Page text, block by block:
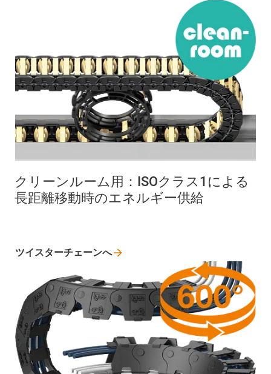
クリーンルーム用：ISOクラス1による
長距離移動時のエネルギー供給
ツイスターチェーンへ